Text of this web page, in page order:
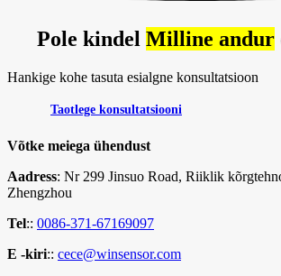
Pole kindel Milline andur
Hankige kohe tasuta esialgne konsultatsioon
Taotlege konsultatsiooni
Võtke meiega ühendust
Aadress: Nr 299 Jinsuo Road, Riiklik
Zhengzhou
Tel:: 0086-371-67169097
E -kiri:: cece@winsensor.com